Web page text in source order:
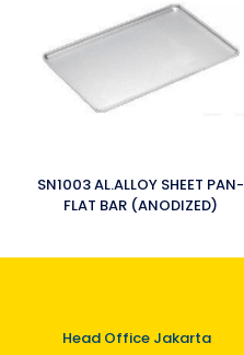
SN1003 AL.ALLOY SHEET PAN-
FLAT BAR (ANODIZED)
Head Office Jakarta